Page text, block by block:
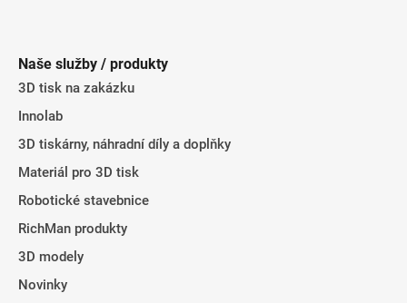
Naše služby / produkty
3D tisk na zakázku
Innolab
3D tiskárny, náhradní díly a doplňky
Materiál pro 3D tisk
Robotické stavebnice
RichMan produkty
3D modely
Novinky